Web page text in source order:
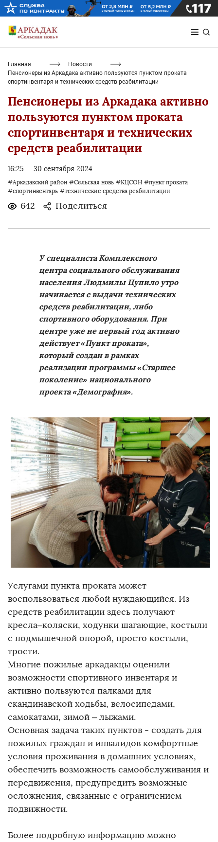
Главная
Новости
Пенсионеры из Аркадака активно пользуются пунктом проката
спортинвентаря и технических средств реабилитации
Пенсионеры из Аркадака активно
пользуются пунктом проката
спортинвентаря и технических
средств реабилитации
16:25 30 сентября 2024
#Аркадакский район #Сельская новь #КЦСОН #пункт проката
#спортинвентарь #технические средства реабилитации
642 Поделиться
У специалиста Комплексного
центра социального обслуживания
населения Людмилы Цупило утро
начинается с выдачи технических
средств реабилитации, либо
спортивного оборудования. При
центре уже не первый год активно
действует «Пункт проката»,
который создан в рамках
реализации программы «Старшее
поколение» национального
проекта «Демография».
Услугами пункта проката может
воспользоваться любой нуждающийся. Из
средств реабилитации здесь получают
кресла–коляски, ходунки шагающие, костыли
с подмышечной опорой, просто костыли,
трости.
Многие пожилые аркадакцы оценили
возможности спортивного инвентаря и
активно пользуются палками для
скандинавской ходьбы, велосипедами,
самокатами, зимой – лыжами.
Основная задача таких пунктов - создать для
пожилых граждан и инвалидов комфортные
условия проживания в домашних условиях,
обеспечить возможность самообслуживания и
передвижения, предупредить возможные
осложнения, связанные с ограничением
подвижности.
Более подробную информацию можно